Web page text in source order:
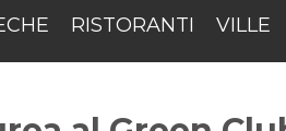
RISTORANTI VILLE